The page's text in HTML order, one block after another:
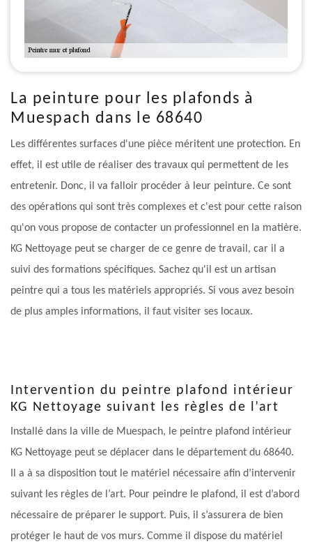
La peinture pour les plafonds à
Muespach dans le 68640
Les différentes surfaces d'une pièce méritent une protection. En
effet, il est utile de réaliser des travaux qui permettent de les
entretenir. Donc, il va falloir procéder à leur peinture. Ce sont
des opérations qui sont très complexes et c'est pour cette raison
qu'on vous propose de contacter un professionnel en la matière.
KG Nettoyage peut se charger de ce genre de travail, car il a
suivi des formations spécifiques. Sachez qu'il est un artisan
peintre qui a tous les matériels appropriés. Si vous avez besoin
de plus amples informations, il faut visiter ses locaux.
Intervention du peintre plafond intérieur
KG Nettoyage suivant les règles de l’art
Installé dans la ville de Muespach, le peintre plafond intérieur
KG Nettoyage peut se déplacer dans le département du 68640.
Il a à sa disposition tout le matériel nécessaire afin d’intervenir
suivant les règles de l’art. Pour peindre le plafond, il est d’abord
nécessaire de préparer le support. Puis, il s’assurera de bien
protéger le haut de vos murs. Comme il dispose du matériel